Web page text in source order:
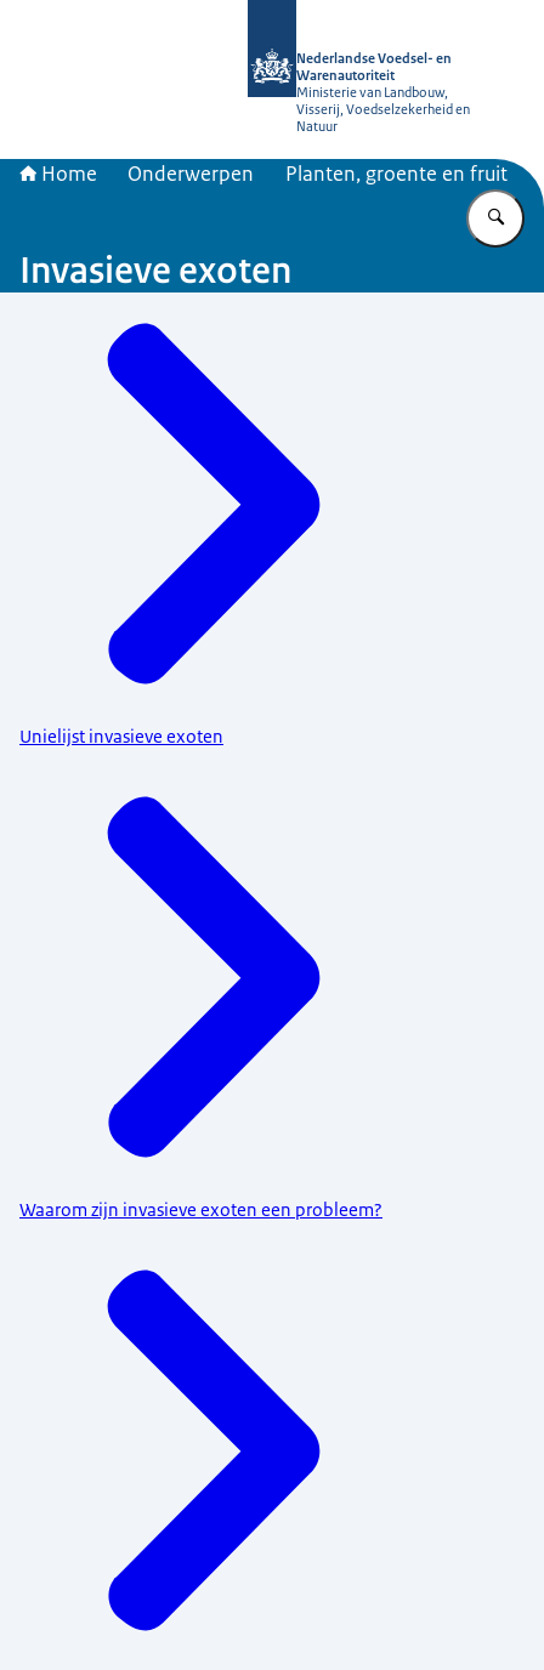
Nederlandse Voedsel- en
Warenautoriteit
Ministerie van Landbouw,
Visserij, Voedselzekerheid en
Natuur
Home Onderwerpen Planten, groente en fruit
Invasieve exoten
Unielijst invasieve exoten
Waarom zijn invasieve exoten een probleem?